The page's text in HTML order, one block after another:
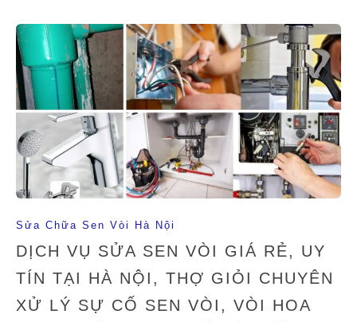
Sửa Chữa Sen Vòi Hà Nội
DỊCH VỤ SỬA SEN VÒI GIÁ RẺ, UY
TÍN TẠI HÀ NỘI, THỢ GIỎI CHUYÊN
XỬ LÝ SỰ CỐ SEN VÒI, VÒI HOA